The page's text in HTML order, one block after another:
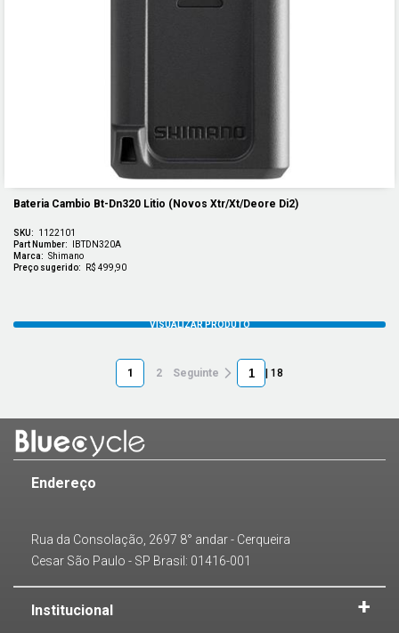
Bateria Cambio Bt-Dn320 Litio (novos Xtr/xt/deore Di2)
SKU:
1122101
Part Number:
IBTDN320A
Marca: Shimano
Preço sugerido:
R$ 499,90
1 2 Seguinte | 18
Endereço
Rua da Consolação, 2697 8° andar - Cerqueira
Cesar São Paulo - SP Brasil: 01416-001
Institucional